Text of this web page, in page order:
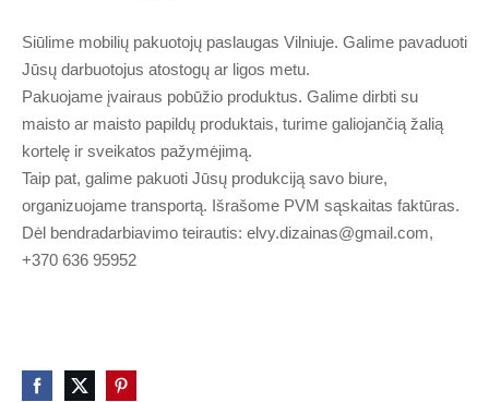
Siūlime mobilių pakuotojų paslaugas Vilniuje. Galime pavaduoti
Jūsų darbuotojus atostogų ar ligos metu.
Pakuojame įvairaus pobūžio produktus. Galime dirbti su
maisto ar maisto papildų produktais, turime galiojančią žalią
kortelę ir sveikatos pažymėjimą.
Taip pat, galime pakuoti Jūsų produkciją savo biure,
organizuojame transportą. Išrašome PVM sąskaitas faktūras.
Dėl bendradarbiavimo teirautis: elvy.dizainas@gmail.com,
+370 636 95952